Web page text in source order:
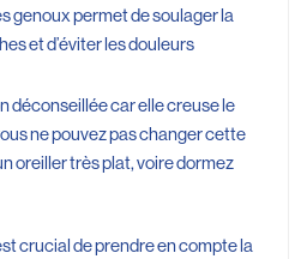
genoux permet de soulager la
et d’éviter les douleurs
déconseillée car elle creuse le
ne pouvez pas changer cette
oreiller très plat, voire dormez
crucial de prendre en compte la